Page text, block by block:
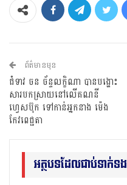
ព័ត៌មានមុន
ជំទាវ ចន ច័ន្ទលក្ខិណា បានបង្ហោះ
សារបកស្រាយនៅលើគណនី
ហ្វេសប៊ុក ទៅកាន់អ្នកនាង ម៉េង
កែវពេជ្ជតា
អត្ថបទដែលជាប់ទាក់ទង